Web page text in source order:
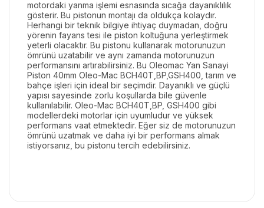
motordaki yanma işlemi esnasında sıcağa dayanıklılık
gösterir. Bu pistonun montajı da oldukça kolaydır.
Herhangi bir teknik bilgiye ihtiyaç duymadan, doğru
yörenin fayans tesi ile piston koltuğuna yerleştirmek
yeterli olacaktır. Bu pistonu kullanarak motorunuzun
ömrünü uzatabilir ve aynı zamanda motorunuzun
performansını artırabilirsiniz. Bu Oleomac Yan Sanayi
Piston 40mm Oleo-Mac BCH40T,BP,GSH400, tarım ve
bahçe işleri için ideal bir seçimdir. Dayanıklı ve güçlü
yapısı sayesinde zorlu koşullarda bile güvenle
kullanılabilir. Oleo-Mac BCH40T,BP, GSH400 gibi
modellerdeki motorlar için uyumludur ve yüksek
performans vaat etmektedir. Eğer siz de motorunuzun
ömrünü uzatmak ve daha iyi bir performans almak
istiyorsanız, bu pistonu tercih edebilirsiniz.